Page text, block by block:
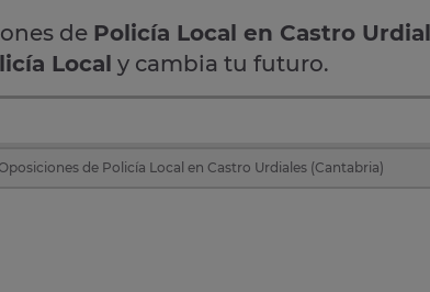
de Policía Local en Castro
Local y cambia tu futuro.
de Policía Local en Castro Urdiales (Cantabria)